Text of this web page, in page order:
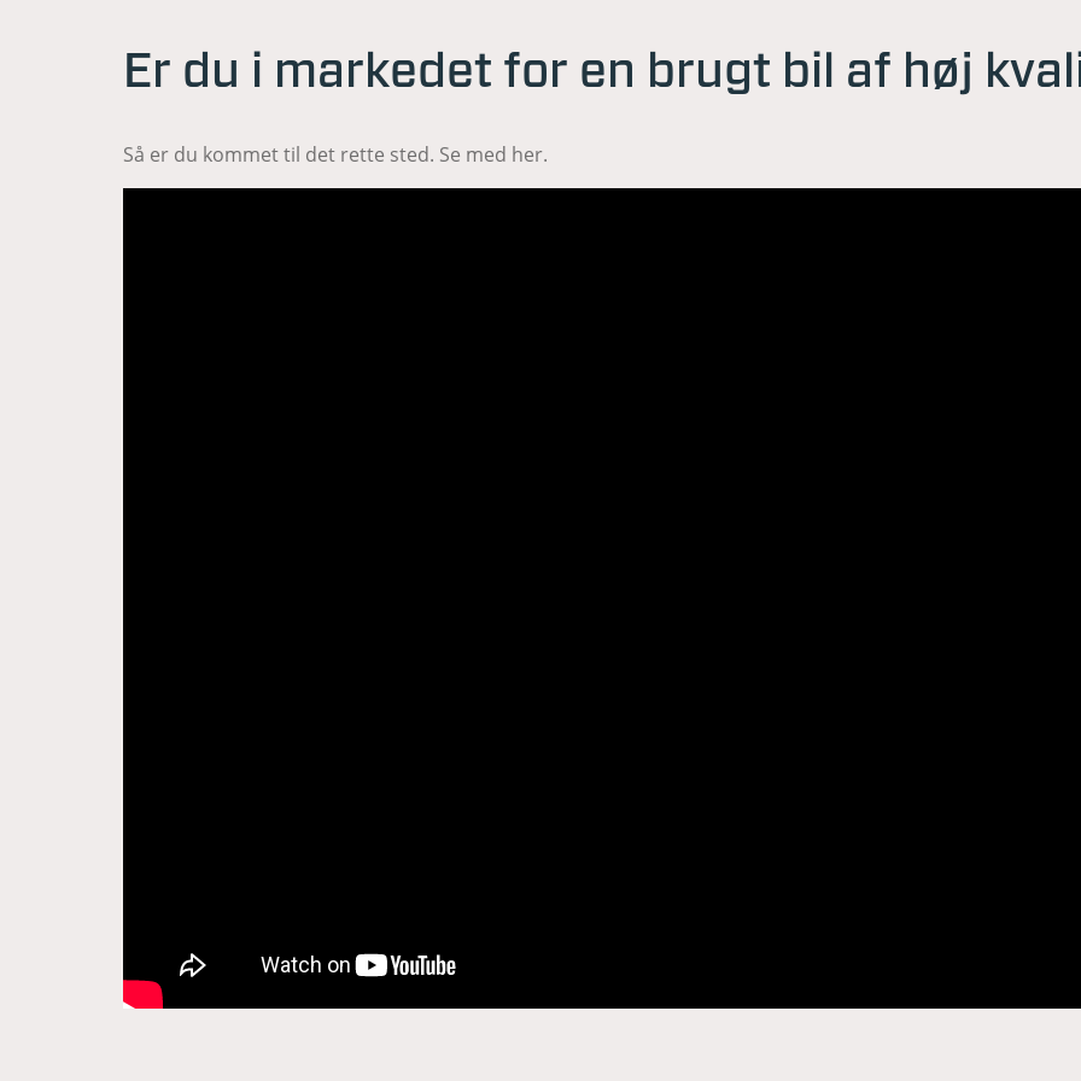
Er du i markedet for en brugt bil af høj
Så er du kommet til det rette sted. Se med her.